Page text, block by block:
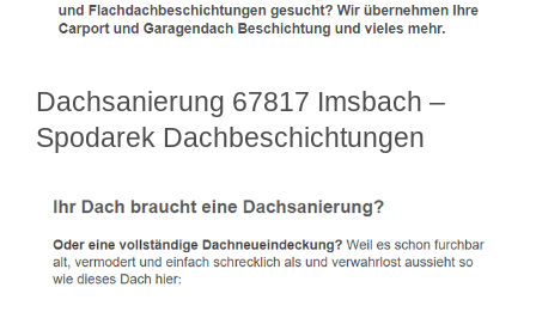
Dachsanierung 67817 Imsbach –
Spodarek Dachbeschichtungen